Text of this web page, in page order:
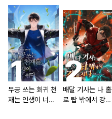
무공 쓰는 회귀 천
재는 인생이 너무
배달 기사는 나 홀
로 탑 밖에서 강해